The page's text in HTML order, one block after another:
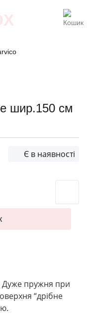
шир.150 см
Є в наявності
Дуже пружня при
“дрібне
блідо-зелений haze